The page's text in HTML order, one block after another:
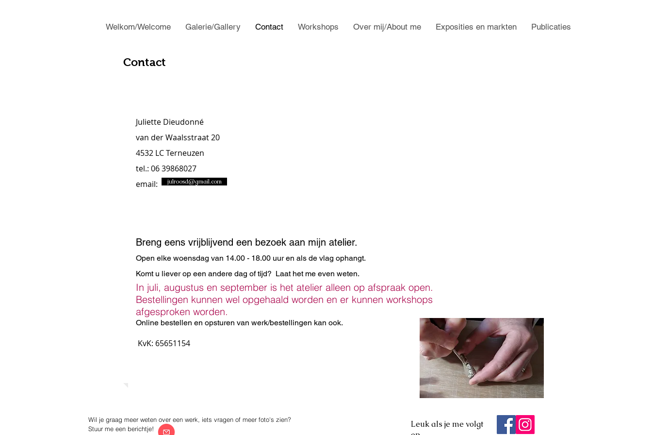
Welkom/Welcome Galerie/Gallery Contact Workshops Over mij/About me Exposities en markten Publicaties
Contact
Juliette Dieudonné
van der Waalsstraat 20
4532 LC Terneuzen
tel.: 06 39868027
email:
Breng eens vrijblijvend een bezoek aan mijn atelier.
Open elke woensdag van 14.00 - 18.00 uur en als de vlag ophangt.
Komt u liever op een andere dag of tijd? Laat het me even weten.
In juli, augustus en september is het atelier alleen op afspraak open.
Bestellingen kunnen wel opgehaald worden en er kunnen workshops
afgesproken worden.
Online bestellen en opsturen van werk/bestellingen kan ook.
KvK: 65651154
julroosd@gmail.com
Wil je graag meer weten over een werk, iets vragen of meer foto's zien?
Stuur me een berichtje!
Leuk als je me volgt